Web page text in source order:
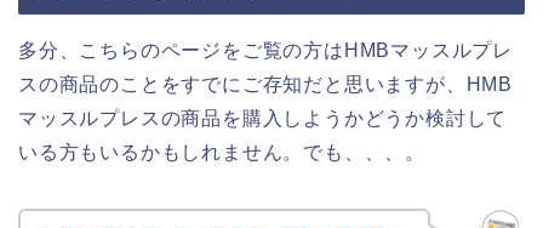
多分、こちらのページをご覧の方はHMBマッスルプレ
スの商品のことをすでにご存知だと思いますが、HMB
マッスルプレスの商品を購入しようかどうか検討して
いる方もいるかもしれません。でも、、、。